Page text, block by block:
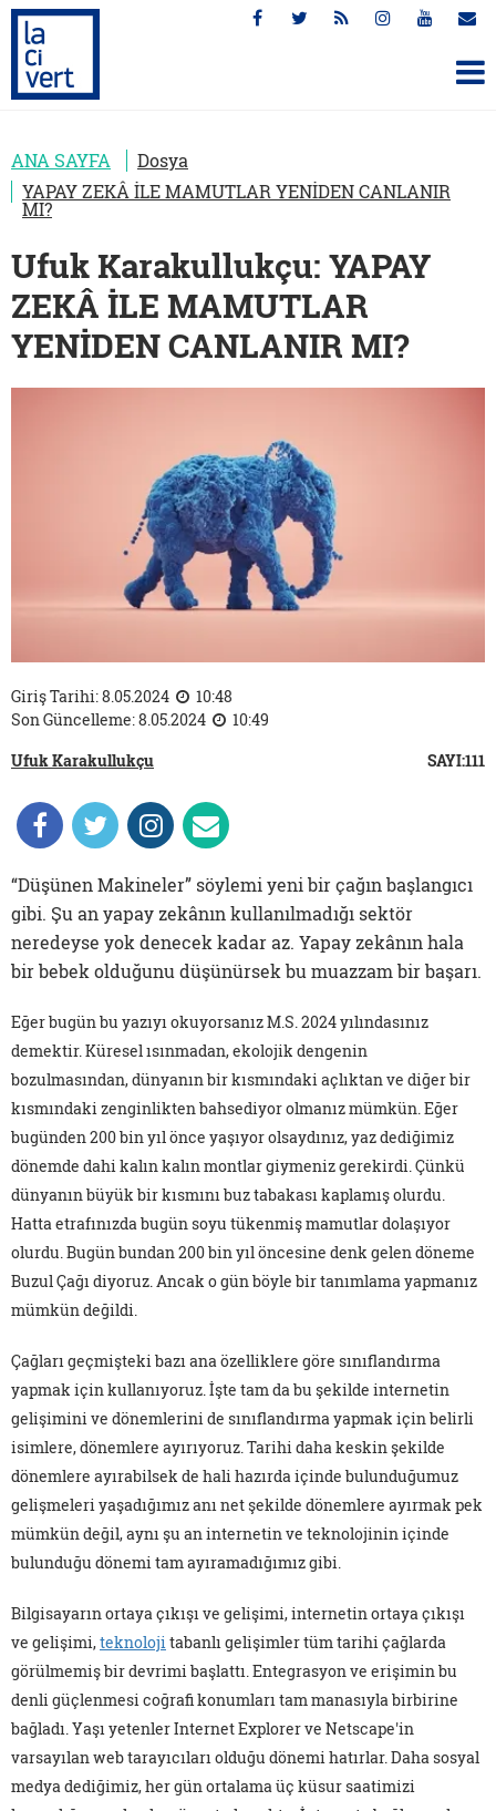
ANA SAYFA
Dosya
YAPAY ZEKÂ İLE MAMUTLAR YENİDEN CANLANIR
MI?
Ufuk Karakullukçu: YAPAY
ZEKÂ İLE MAMUTLAR
YENİDEN CANLANIR MI?
Giriş Tarihi: 8.05.2024
10:48
Son Güncelleme: 8.05.2024
10:49
Ufuk Karakullukçu
SAYI:111
“Düşünen Makineler” söylemi yeni bir çağın başlangıcı
gibi. Şu an yapay zekânın kullanılmadığı sektör
neredeyse yok denecek kadar az. Yapay zekânın hala
bir bebek olduğunu düşünürsek bu muazzam bir başarı.
Eğer bugün bu yazıyı okuyorsanız M.S. 2024 yılındasınız
demektir. Küresel ısınmadan, ekolojik dengenin
bozulmasından, dünyanın bir kısmındaki açlıktan ve diğer bir
kısmındaki zenginlikten bahsediyor olmanız mümkün. Eğer
bugünden 200 bin yıl önce yaşıyor olsaydınız, yaz dediğimiz
dönemde dahi kalın kalın montlar giymeniz gerekirdi. Çünkü
dünyanın büyük bir kısmını buz tabakası kaplamış olurdu.
Hatta etrafınızda bugün soyu tükenmiş mamutlar dolaşıyor
olurdu. Bugün bundan 200 bin yıl öncesine denk gelen döneme
Buzul Çağı diyoruz. Ancak o gün böyle bir tanımlama yapmanız
mümkün değildi.
Çağları geçmişteki bazı ana özelliklere göre sınıflandırma
yapmak için kullanıyoruz. İşte tam da bu şekilde internetin
gelişimini ve dönemlerini de sınıflandırma yapmak için belirli
isimlere, dönemlere ayırıyoruz. Tarihi daha keskin şekilde
dönemlere ayırabilsek de hali hazırda içinde bulunduğumuz
gelişmeleri yaşadığımız anı net şekilde dönemlere ayırmak pek
mümkün değil, aynı şu an internetin ve teknolojinin içinde
bulunduğu dönemi tam ayıramadığımız gibi.
Bilgisayarın ortaya çıkışı ve gelişimi, internetin ortaya çıkışı
ve gelişimi,teknoloji tabanlı gelişimler tüm tarihi çağlarda
görülmemiş bir devrimi başlattı. Entegrasyon ve erişimin bu
denli güçlenmesi coğrafi konumları tam manasıyla birbirine
bağladı. Yaşı yetenler Internet Explorer ve Netscape'in
varsayılan web tarayıcıları olduğu dönemi hatırlar. Daha sosyal
medya dediğimiz, her gün ortalama üç küsur saatimizi